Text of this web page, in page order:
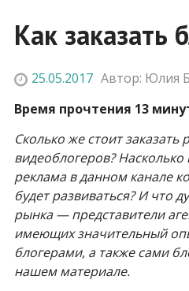
Как заказать
25.05.2017 Автор: Юлия
Время прочтения 13
Сколько же стоит заказать
видеоблогеров?
реклама в данном канале
будет развиваться? И что
рынка — представители
имеющих значительный
блогерами, а также сами
нашем материале.